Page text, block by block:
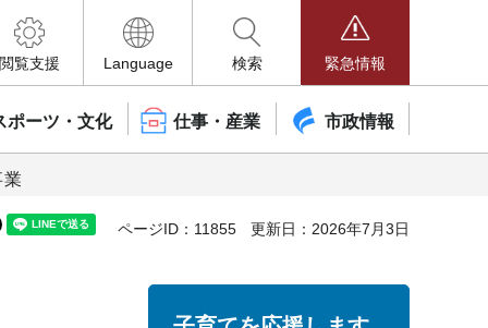
閲覧支援
Language 検索 緊急情報
ポーツ・文化 仕事・産業 市政情報
ページID：11855 更新日：2026年7月3日